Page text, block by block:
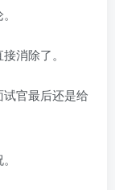
消除了。
官最后还是给